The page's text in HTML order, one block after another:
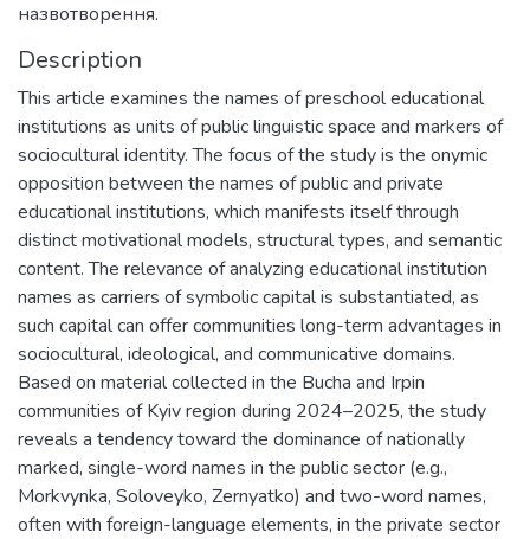
назвотворення.
Description
This article examines the names of preschool educational
institutions as units of public linguistic space and markers of
sociocultural identity. The focus of the study is the onymic
opposition between the names of public and private
educational institutions, which manifests itself through
distinct motivational models, structural types, and semantic
content. The relevance of analyzing educational institution
names as carriers of symbolic capital is substantiated, as
such capital can offer communities long-term advantages in
sociocultural, ideological, and communicative domains.
Based on material collected in the Bucha and Irpin
communities of Kyiv region during 2024–2025, the study
reveals a tendency toward the dominance of nationally
marked, single-word names in the public sector (e.g.,
Morkvynka, Soloveyko, Zernyatko) and two-word names,
often with foreign-language elements, in the private sector